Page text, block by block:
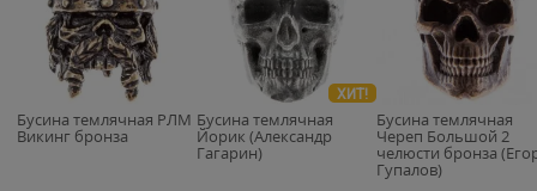
Бусина темлячная РЛМ
Викинг бронза
ХИТ!
Бусина темлячная
Йорик (Александр
Гагарин)
Бусина темлячная
Череп Большой 2
челюсти бронза
Гупалов)